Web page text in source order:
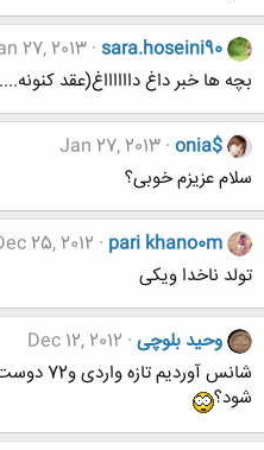
sara.hoseini90
27, 2013
بچه ها خبر داغ دااااااغ(عقد
onia$
Jan 27, 2013
سلام عزیزم خوبی؟
pari khano0m
25, 2012
تولد ناخدا ویکی
وحید بلوچی Dec 12, 2012
شانس
شود؟